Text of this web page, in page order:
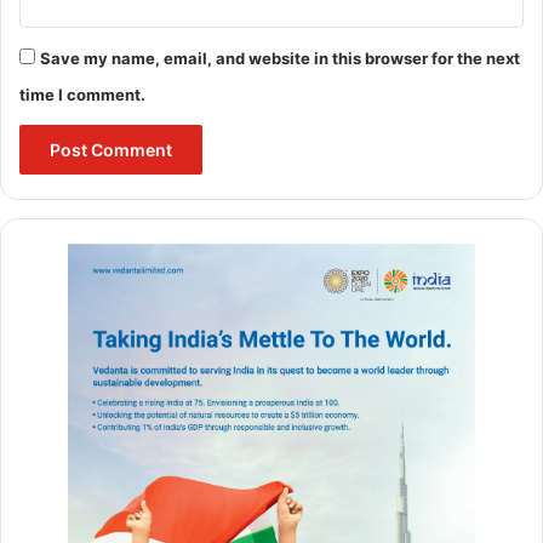
इस तरह, इस रणनीति के माध्यम से स्थानीय स्तर से लेकर नगरों और बस्तियों के
Buland Hindustan
22 january 2024 22 january history
Save my name, email, and website in this browser for the next
time I comment.